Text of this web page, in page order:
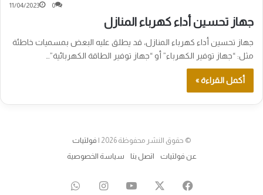
11/04/2023 0
جهاز تحسين أداء كهرباء المنازل
جهاز تحسين أداء كهرباء المنازل، قد يطلق عليه البعض بمسميات خاطئة
مثل: “جهاز توفير الكهرباء” أو “جهاز توفير الطاقة الكهربائية”…
أكمل القراءة »
© حقوق النشر محفوظة 2026 |
فولتيات
عن فولتيات
اتصل بنا سياسة الخصوصية
فيسبوك ‫YouTubeانستقرام